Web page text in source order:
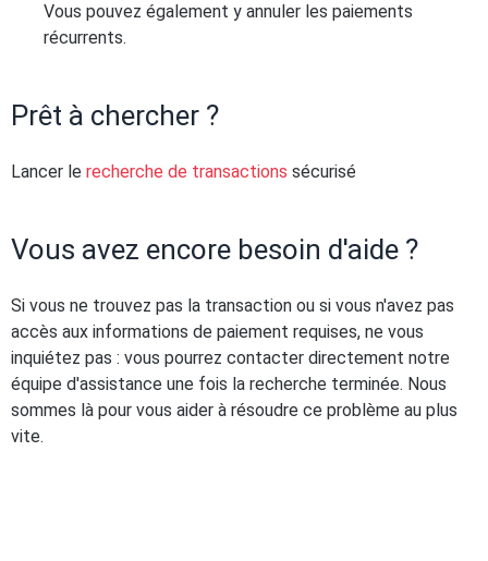
Vous pouvez également y annuler les paiements
récurrents.
Prêt à chercher ?
Lancer le recherche de transactions sécurisé
Vous avez encore besoin d'aide ?
Si vous ne trouvez pas la transaction ou si vous n'avez pas
accès aux informations de paiement requises, ne vous
inquiétez pas : vous pourrez contacter directement notre
équipe d'assistance une fois la recherche terminée. Nous
sommes là pour vous aider à résoudre ce problème au plus
vite.